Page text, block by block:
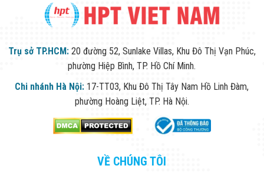
Trụ sở TP.HCM: 20 đường 52, Sunlake Villas, Khu Đô Thị Vạn Phúc,
phường Hiệp Bình, TP. Hồ Chí Minh.
Chi nhánh Hà Nội: 17-TT03, Khu Đô Thị Tây Nam Hồ Linh Đàm,
phường Hoàng Liệt, TP. Hà Nội.
VỀ CHÚNG TÔI